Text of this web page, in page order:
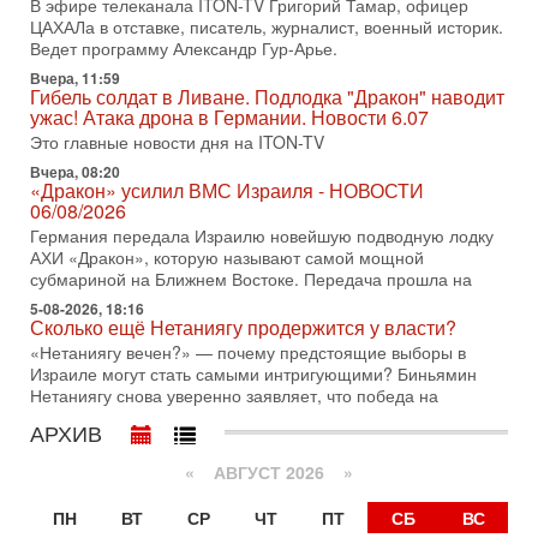
31-07-2026, 09:02
Битва за разоружение ХАМАСа - НОВОСТИ
31/07/2026
Сегодня президент США Дональд Трамп заявил о
достижении исторического соглашения о полном
разоружении ХАМАСа и других вооруженных группировок в
30-07-2026, 17:59
Иран доведет Трампа до крайних мер? Разбор и
оценка от военного обозревателя Давида Шарпа
Ситуация вокруг противостояния Ирана и США накаляется
с каждым днем. Почему Трамп в самый последний момент
отменил решение о нанесении тяжелых ударов
30-07-2026, 16:54
Покупатель авиакомпании «Аркия» намерен
запретить полеты по субботам!
Вокруг возможной продажи авиакомпании «Аркия»
разгорается громкий конфликт.
30-07-2026, 08:16
Трамп готовит удар по Ирану - НОВОСТИ 30/07/2026
Президент США Дональд Трамп сегодня рассматривает
возможность масштабной военной операции против Ирана
после ракетной атаки на американскую базу в
В эфире телеканала ITON-TV Григорий Тамар, офицер
ЦАХАЛа в отставке, писатель, журналист, военный историк.
Ведет программу Александр Гур-Арье.
Вчера, 11:59
Гибель солдат в Ливане. Подлодка "Дракон" наводит
ужас! Атака дрона в Германии. Новости 6.07
Это главные новости дня на ITON-TV
Вчера, 08:20
«Дракон» усилил ВМС Израиля - НОВОСТИ
06/08/2026
Германия передала Израилю новейшую подводную лодку
АХИ «Дракон», которую называют самой мощной
субмариной на Ближнем Востоке. Передача прошла на
5-08-2026, 18:16
Сколько ещё Нетаниягу продержится у власти?
«Нетаниягу вечен?» — почему предстоящие выборы в
Израиле могут стать самыми интригующими? Биньямин
Нетаниягу снова уверенно заявляет, что победа на
АРХИВ
« АВГУСТ 2026 »
ПН
ВТ СР ЧТ ПТ СБ
ВС